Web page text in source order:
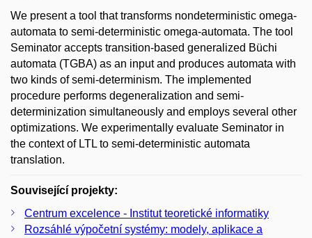
We present a tool that transforms nondeterministic omega-
automata to semi-deterministic omega-automata. The tool
Seminator accepts transition-based generalized Büchi
automata (TGBA) as an input and produces automata with
two kinds of semi-determinism. The implemented
procedure performs degeneralization and semi-
determinization simultaneously and employs several other
optimizations. We experimentally evaluate Seminator in
the context of LTL to semi-deterministic automata
translation.
Související projekty:
Centrum excelence - Institut teoretické informatiky
Rozsáhlé výpočetní systémy: modely, aplikace a